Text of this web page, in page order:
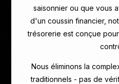
saisonnier ou que vous
d'un coussin financier,
trésorerie est conçue
Nous éliminons la
traditionnels - pas de